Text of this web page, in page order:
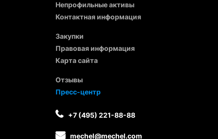
Непрофильные активы
Контактная информация
Закупки
Правовая информация
Карта сайта
Отзывы
Пресс-центр
+7 (495) 221-88-88
mechel@mechel.com